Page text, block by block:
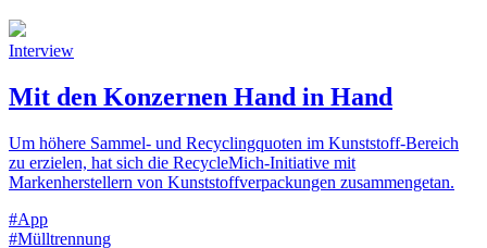
Interview
Mit den Konzernen Hand in Hand
Um höhere Sammel- und Recyclingquoten im Kunststoff-Bereich
zu erzielen, hat sich die RecycleMich-Initiative mit
Markenherstellern von Kunststoffverpackungen zusammengetan.
#App
#Mülltrennung